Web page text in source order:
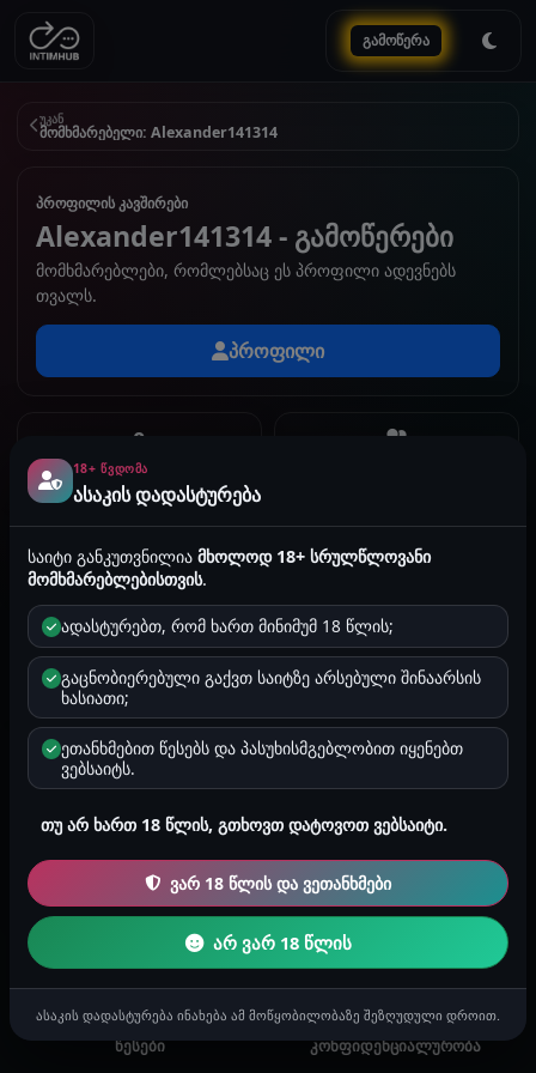
გამოწერა
უკან
მომხმარებელი: Alexander141314
პროფილის კავშირები
Alexander141314 - გამოწერები
მომხმარებლები, რომლებსაც ეს პროფილი ადევნებს
თვალს.
პროფილი
0
გამოწერა
მომხმარებლები პროფილი
ძიება
გამოწერები ვერ მოიძებნა
ჩანს.
მთავარი საიტის შესახებ
წესები კონფიდენციალურობა
18+ ᲬᲕᲓᲝᲛᲐ
ასაკის დადასტურება
საიტი განკუთვნილიამხოლოდ 18+ სრულწლოვანი
მომხმარებლებისთვის.
ადასტურებთ, რომ ხართ მინიმუმ 18 წლის;
გაცნობიერებული გაქვთ საიტზე არსებული შინაარსის
ხასიათი;
ეთანხმებით წესებს და პასუხისმგებლობით იყენებთ
ვებსაიტს.
თუ არ ხართ 18 წლის, გთხოვთ დატოვოთ ვებსაიტი.
ვარ 18 წლის და ვეთანხმები
არ ვარ 18 წლის
ასაკის დადასტურება ინახება ამ მოწყობილობაზე შეზღუდული დროით.